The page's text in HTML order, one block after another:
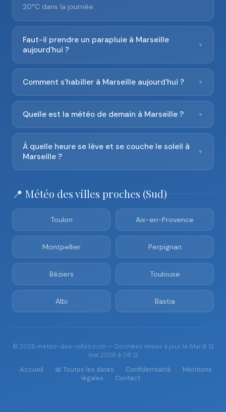
20°C dans la journée.
Faut-il prendre un parapluie à Marseille
aujourd'hui ?
▼
Comment s'habiller à Marseille aujourd'hui ? ▼
Quelle est la météo de demain à Marseille ? ▼
À quelle heure se lève et se couche le soleil à
Marseille ?
▼
📍 Météo des villes proches (Sud)
Toulon Aix-en-Provence
Montpellier Perpignan
Béziers Toulouse
Albi Bastia
© 2026 meteo-des-villes.com — Données mises à jour le Mardi 12
mai 2026 à 08:12
Accueil
📅 Toutes les dates Confidentialité
Mentions
légales
Contact